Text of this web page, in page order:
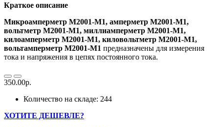
Краткое описание
Микроамперметр М2001-М1, амперметр М2001-М1,
вольтметр М2001-М1, миллиамперметр М2001-М1,
килоамперметр М2001-М1, киловольтметр М2001-М1,
вольтамперметр М2001-М1 предназначены для измерения
тока и напряжения в цепях постоянного тока.
350.00р.
Количество на складе: 244
ХОТИТЕ ДЕШЕВЛЕ?